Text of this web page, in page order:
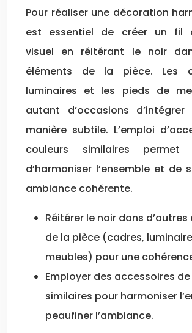
Pour réaliser une décoration
est essentiel de créer un fil
visuel en réitérant le noir
éléments de la pièce. Les
luminaires et les pieds de
autant d’occasions
manière subtile. L’emploi
couleurs similaires permet
d’harmoniser l’ensemble et de
ambiance cohérente.
Réitérer le noir dans
de la pièce (cadres,
meubles) pour une
Employer des accessoires
similaires pour harmoniser
peaufiner l’ambiance.